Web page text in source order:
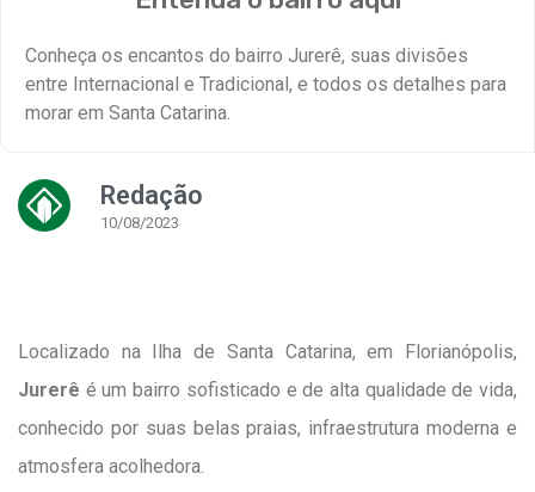
Conheça os encantos do bairro Jurerê, suas divisões
entre Internacional e Tradicional, e todos os detalhes para
morar em Santa Catarina.
Redação
10/08/2023
Localizado na Ilha de Santa Catarina, em Florianópolis,
Jurerê é um bairro sofisticado e de alta qualidade de vida,
conhecido por suas belas praias, infraestrutura moderna e
atmosfera acolhedora.